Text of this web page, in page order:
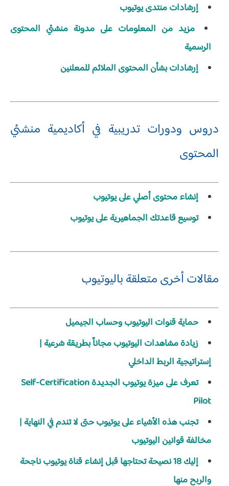
إرشادات منتدى يوتيوب
مزيد من المعلومات على مدونة منشئي المحتوى
الرسمية
إرشادات بشأن المحتوى الملائم للمعلنين
دروس ودورات تدريبية في أكاديمية منشئي
المحتوى
إنشاء محتوى أصلي على يوتيوب
توسيع قاعدتك الجماهيرية على يوتيوب
مقالات أخرى متعلقة باليوتيوب
حماية قنوات اليوتيوب وحساب الجيميل
زيادة مشاهدات اليوتيوب مجاناً بطريقة شرعية |
إستراتيجية الربط الداخلي
تعرف على ميزة يوتيوب الجديدة Self-Certification
Pilot
تجنب هذه الأشياء على يوتيوب حتى لا تندم في النهاية |
مخالفة قوانين اليوتيوب
إليك 18 نصيحة تحتاجها قبل إنشاء قناة يوتيوب ناجحة
والربح منها